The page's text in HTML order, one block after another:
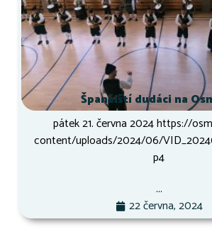
Španělští dudáci na
pátek 21. června 2024 https://
content/uploads/2024/06/
p4
...
22 června, 2024